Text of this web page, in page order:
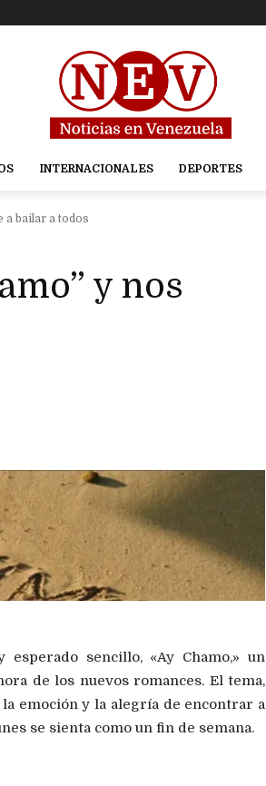
INTERNACIONALES DEPORTES
a bailar a todos
y nos
sencillo, «Ay Chamo,» un
de los nuevos romances. El tema,
emoción y la alegría de encontrar a
se sienta como un fin de semana.